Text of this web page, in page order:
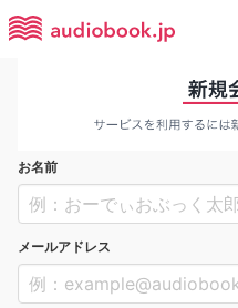
お名前
メールアドレス